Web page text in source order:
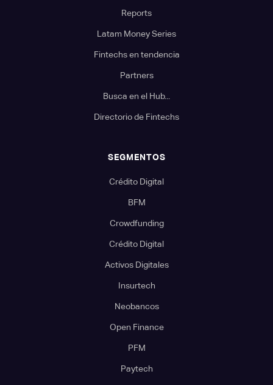
Reports
Latam Money Series
Fintechs en tendencia
Partners
Busca en el Hub...
Directorio de Fintechs
SEGMENTOS
Crédito Digital
BFM
Crowdfunding
Crédito Digital
Activos Digitales
Insurtech
Neobancos
Open Finance
PFM
Paytech